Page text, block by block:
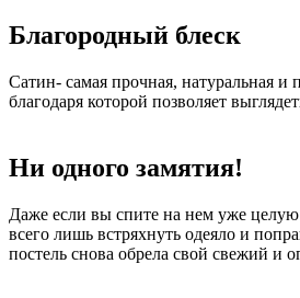
Благородный блеск
Сатин- самая прочная, натуральная и
благодаря которой позволяет
Ни одного замятия!
Даже если вы спите на нем уже
всего лишь встряхнуть одеяло и
постель снова обрела свой свежий и